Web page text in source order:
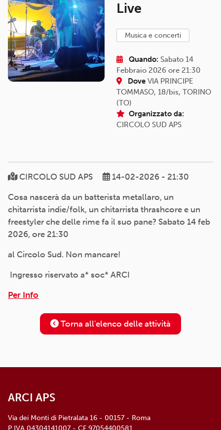
Live
musica e concerti
Quando: Sabato 14
Febbraio 2026 ore 21:30
Dove VIA PRINCIPE
TOMMASO, 18/bis, TORINO
(TO)
Organizzato da:
CIRCOLO SUD APS
CIRCOLO SUD APS 14-02-2026 - 21:30
Cosa nascerà da un batterista metallaro, un
chitarrista indie/folk, un chitarrista thrashcore e un
freestyler che delle rime fa il suo pane? Sabato 14 feb
2026, ore 21:30
al Circolo Sud. Non mancare!
Ingresso riservato a* soc* ARCI
Per Info
Torna all'elenco delle attività
ARCI APS
Via dei Monti di Pietralata 16 - 00157 - Roma
P.IVA 04304141007 - CF 97054400581